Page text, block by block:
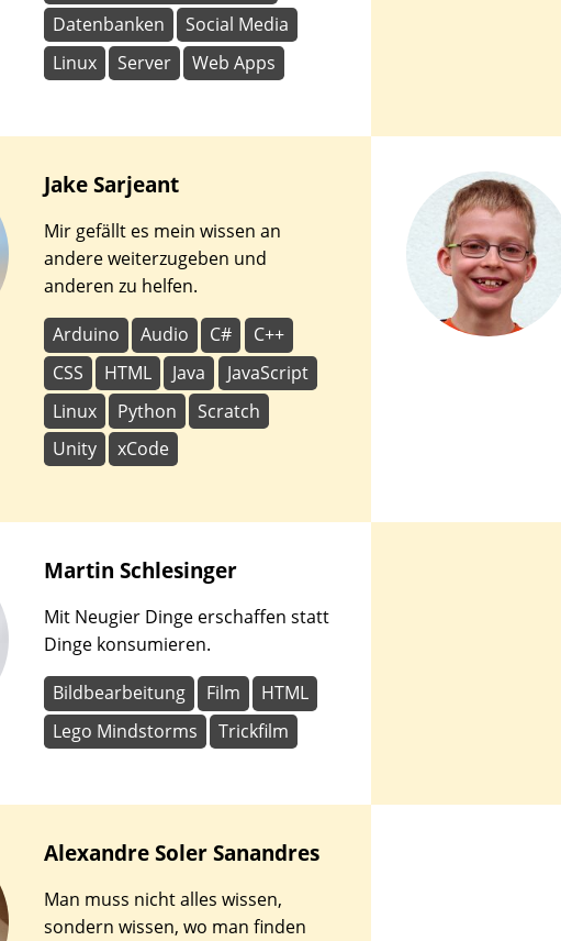
Datenbanken
Social Media
Linux
Server Web Apps
JakeSarjeant
Mir gefällt es mein wissen an
andere weiterzugeben und
anderen zu helfen.
Arduino Audio C#
C++
CSS
HTML Java
JavaScript
Linux
Python
Scratch
Unity
xCode
Martin Schlesinger
Mit Neugier Dinge erschaffen statt
Dinge konsumieren.
Bildbearbeitung Film
HTML
Lego Mindstorms
Trickfilm
AlexandreSoler Sanandres
Man muss nicht alles wissen,
sondern wissen, wo man finden